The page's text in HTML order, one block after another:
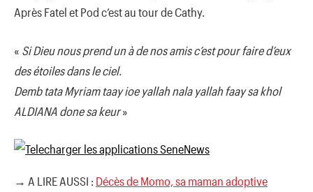
Après Fatel et Pod c’est au tour de Cathy.
« Si Dieu nous prend un à de nos amis c’est pour faire d’eux
des étoiles dans le ciel.
Demb tata Myriam taay ioe yallah nala yallah faay sa khol
ALDIANA done sa keur»
→ A LIRE AUSSI : Décès de Momo, sa maman adoptive